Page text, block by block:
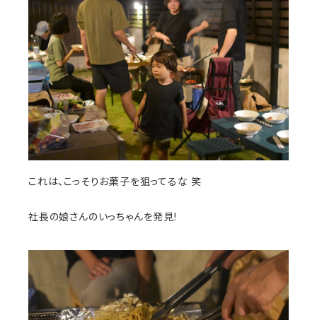
これは、こっそりお菓子を狙ってるな 笑
社長の娘さんのいっちゃんを発見!